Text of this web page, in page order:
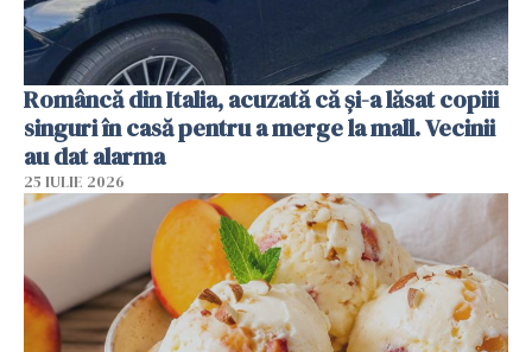
Româncă din Italia, acuzată că și-a lăsat copiii
singuri în casă pentru a merge la mall. Vecinii
au dat alarma
25 IULIE 2026